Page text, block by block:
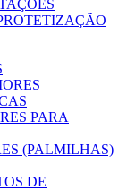
PARA
(PALMILHAS)
DE